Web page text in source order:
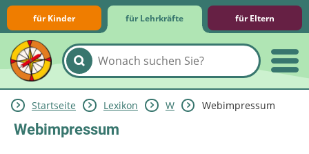
für Kinder für Lehrkräfte für Eltern
Lernmodule
Unterrichts­materialien
Internet-ABC-Schule
Praxishilfen
Aktuelles
Startseite Lexikon W Webimpressum
Webimpressum